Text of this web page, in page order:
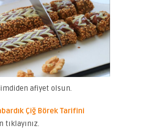
afiyet olsun.
Çiğ Börek Tarifini